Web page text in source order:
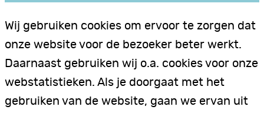
Wij gebruiken cookies om ervoor te zorgen dat
onze website voor de bezoeker beter werkt.
Daarnaast gebruiken wij o.a. cookies voor onze
webstatistieken. Als je doorgaat met het
gebruiken van de website, gaan we ervan uit